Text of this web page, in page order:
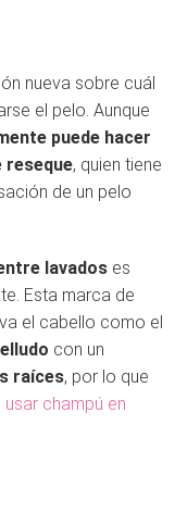
nueva sobre cuál
el pelo. Aunque
puede hacer
reseque, quien tiene
de un pelo
lavados es
Esta marca de
el cabello como el
con un
raíces, por lo que
champú en